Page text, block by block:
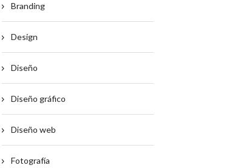
Branding
Design
Diseño
Diseño gráfico
Diseño web
Fotografía